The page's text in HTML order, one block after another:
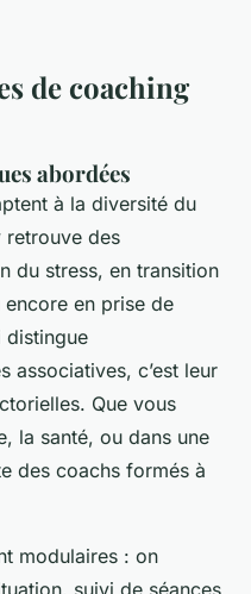
de coaching
abordées
à la diversité du
retrouve des
du stress, en transition
en prise de
distingue
associatives, c’est leur
Que vous
la santé, ou dans une
des coachs formés à
modulaires : on
suivi de séances